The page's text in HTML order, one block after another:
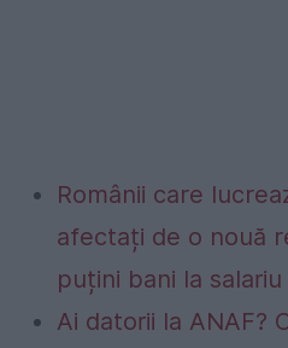
Românii care
afectați de o nouă
puțini bani la
Ai datorii la ANAF?